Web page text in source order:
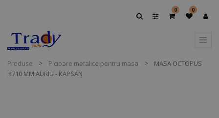
0 0
Produse Picioare metalice pentru masa
MASA OCTOPUS
H710 MM AURIU - KAPSAN